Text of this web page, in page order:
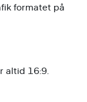
formatet på
altid 16:9.